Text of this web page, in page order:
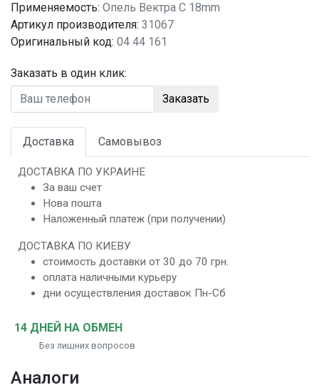
Применяемость: Опель Вектра C 18mm
Артикул производителя: 31067
Оригинальный код: 04 44 161
Заказать в один клик:
Заказать
Доставка Самовывоз
ДОСТАВКА ПО УКРАИНЕ
За ваш счет
Нова пошта
Наложенный платеж (при получении)
ДОСТАВКА ПО КИЕВУ
стоимость доставки от 30 до 70 грн.
оплата наличными курьеру
дни осуществления доставок Пн-Сб
14 ДНЕЙ НА ОБМЕН
Без лишних вопросов
Аналоги